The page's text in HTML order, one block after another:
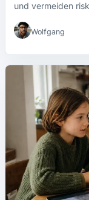
und vermeiden
Wolfgang